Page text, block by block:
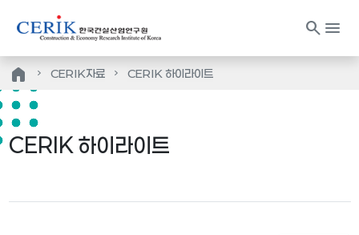
search menu
home CERIK자료 CERIK 하이라이트
CERIK 하이라이트